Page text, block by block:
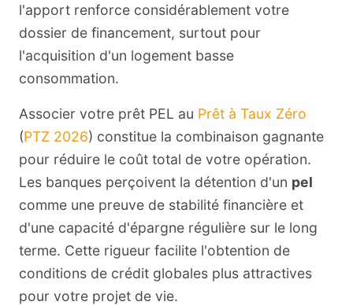
l'apport renforce considérablement votre
dossier de financement, surtout pour
l'acquisition d'un logement basse
consommation.
Associer votre prêt PEL au Prêt à Taux Zéro
(PTZ 2026) constitue la combinaison gagnante
pour réduire le coût total de votre opération.
Les banques perçoivent la détention d'un pel
comme une preuve de stabilité financière et
d'une capacité d'épargne régulière sur le long
terme. Cette rigueur facilite l'obtention de
conditions de crédit globales plus attractives
pour votre projet de vie.